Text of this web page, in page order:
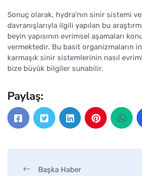
Sonuç olarak, hydra'nın sinir sistemi
davranışlarıyla ilgili yapılan bu
beyin yapısının evrimsel aşamaları
vermektedir. Bu basit organizmaların
karmaşık sinir sistemlerinin nasıl
bize büyük bilgiler sunabilir.
Paylaş:
Başka Haber